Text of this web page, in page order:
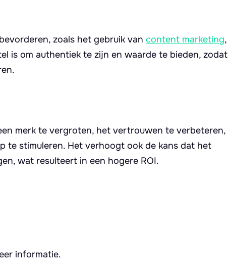
zoals het gebruik van content marketing,
is om authentiek te zijn en waarde te bieden, zodat
merk te vergroten, het vertrouwen te verbeteren,
te stimuleren. Het verhoogt ook de kans dat het
wat resulteert in een hogere ROI.
informatie.